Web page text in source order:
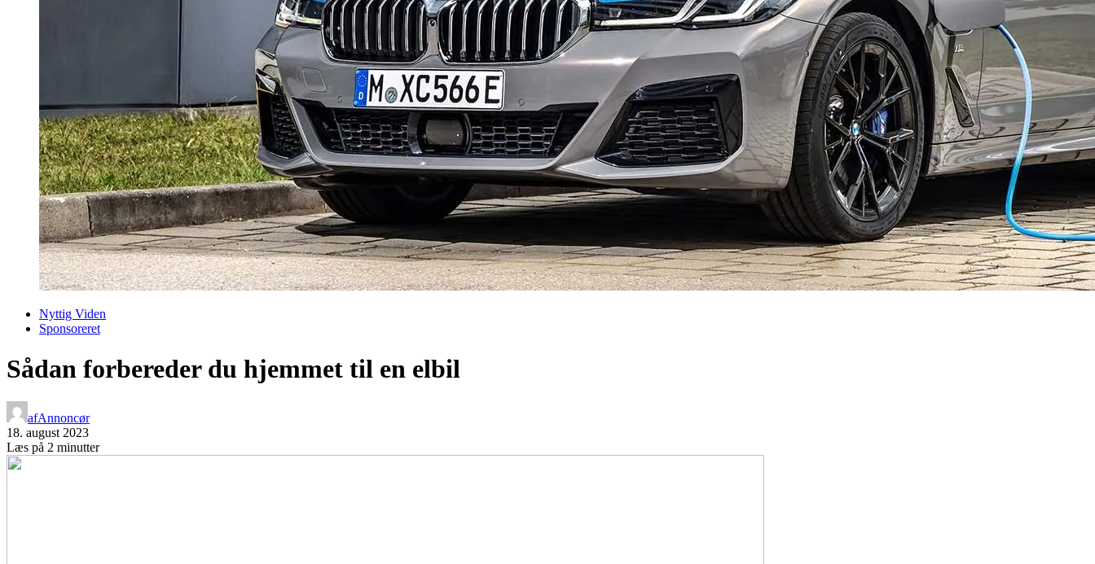
Nyttig Viden
Sponsoreret
Sådan forbereder du hjemmet til en elbil
afAnnoncør
18. august 2023
Læs på 2 minutter